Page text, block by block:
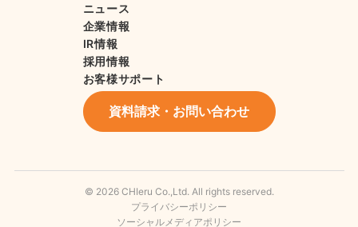
ニュース
企業情報
IR情報
採用情報
お客様サポート
資料請求・お問い合わせ
© 2026 CHIeru Co.,Ltd. All rights reserved.
プライバシーポリシー
ソーシャルメディアポリシー